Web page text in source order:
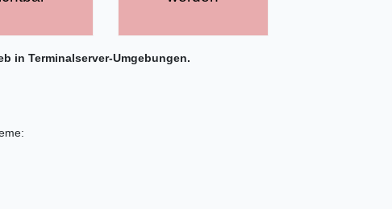
in Terminalserver-Umgebungen.